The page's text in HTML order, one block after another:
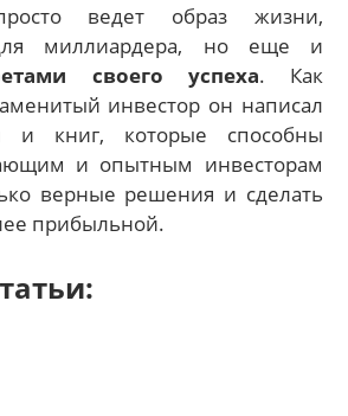
ведет образ жизни,
миллиардера, но еще и
своего успеха. Как
инвестор он написал
и книг, которые способны
и опытным инвесторам
верные решения и сделать
прибыльной.